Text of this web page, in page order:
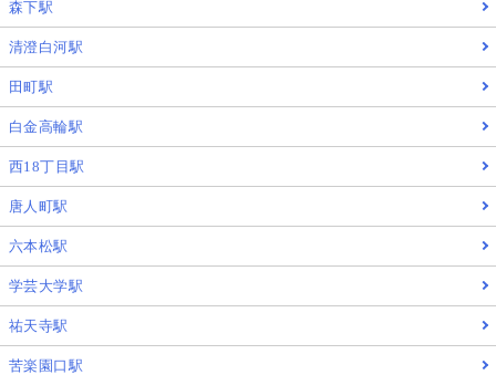
森下駅
清澄白河駅
田町駅
白金高輪駅
西18丁目駅
唐人町駅
六本松駅
学芸大学駅
祐天寺駅
苦楽園口駅